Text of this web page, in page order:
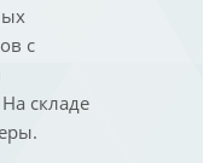
с
складе